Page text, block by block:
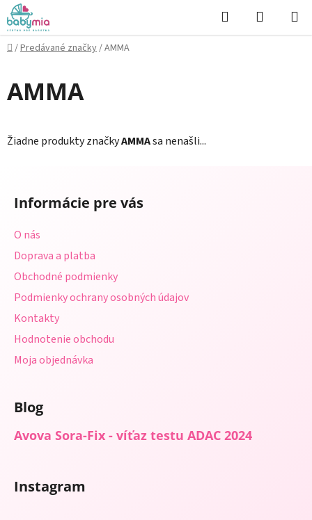
Prejsť
na
obsah
Hľadať
KOŠÍK
Domov
/Predávané značky/AMMA
AMMA
Žiadne produkty značkyAMMAsa nenašli...
Informácie pre vás
O nás
Doprava a platba
Obchodné podmienky
Podmienky ochrany osobných údajov
Kontakty
Hodnotenie obchodu
Moja objednávka
Blog
Avova Sora-Fix - víťaz testu ADAC 2024
Instagram